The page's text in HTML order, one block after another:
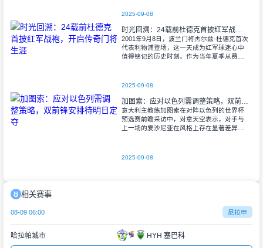
2025-09-08
时光回溯：24载前杜德克首披红军战袍，开启传奇门将生涯
2001年9月8日，波兰门将杰尔兹-杜德克首次
代表利物浦登场，这一天成为红军球迷心中
值得铭记的历史时刻。作为当年夏季从费耶
2025-09-08
加图索：应对以色列需调整策略，双前锋安排待明日定夺
意大利主教练加图索在对阵以色列的世界杯
预选赛前瞻采访中，对意天空表示，对手与
上一场的爱沙尼亚在风格上存在显著差异。
出色的
2025-09-08
相关赛事
08-09 06:00 尼拉甲
哈拉帕城市 HYH 塞巴科